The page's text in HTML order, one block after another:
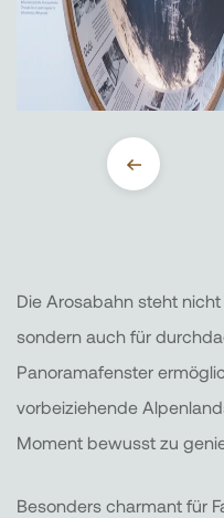
Die Arosabahn steht
sondern auch für
Panoramafenster
vorbeiziehende
Moment bewusst zu
Besonders charmant für